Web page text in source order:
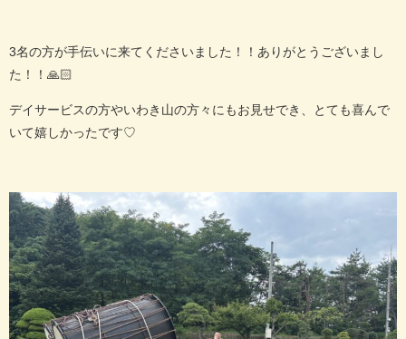
3名の方が手伝いに来てくださいました！！ありがとうございまし
た！！🙏🏻
デイサービスの方やいわき山の方々にもお見せでき、とても喜んで
いて嬉しかったです♡